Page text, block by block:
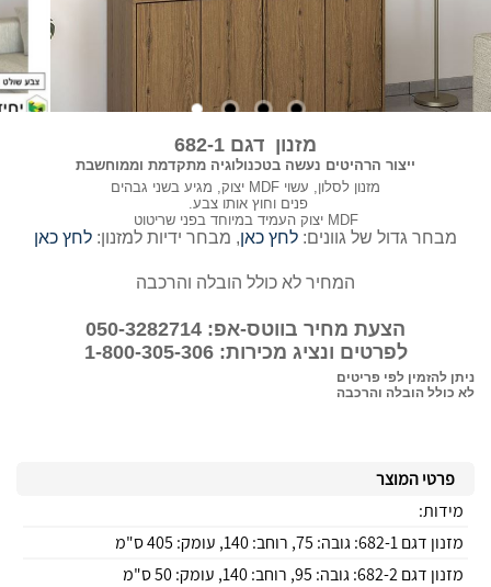
מזנון דגם 682-1
ייצור הרהיטים נעשה בטכנולוגיה מתקדמת וממוחשבת
מזנון לסלון, עשוי MDF יצוק, מגיע בשני גבהים
פנים וחוץ אותו צבע.
MDF יצוק העמיד במיוחד בפני שריטוט
מבחר גדול של גוונים: לחץ כאן, מבחר ידיות למזנון: לחץ כאן
המחיר לא כולל הובלה והרכבה
הצעת מחיר בווטס-אפ: 050-3282714
לפרטים ונציג מכירות: 1-800-305-306
ניתן להזמין לפי פריטים
לא כולל הובלה והרכבה
פרטי המוצר
מידות:
מזנון דגם 682-1: גובה: 75, רוחב: 140, עומק: 405 ס"מ
מזנון דגם 682-2: גובה: 95, רוחב: 140, עומק: 50 ס"מ